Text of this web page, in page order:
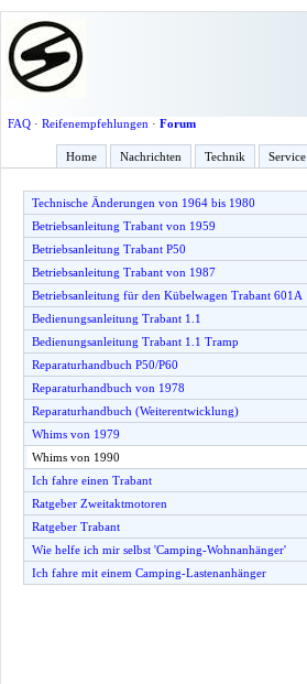
FAQ· Reifenempfehlungen · Forum
Home Nachrichten Technik Service
Technische Änderungen von 1964 bis 1980
Betriebsanleitung Trabant von 1959
Betriebsanleitung Trabant P50
Betriebsanleitung Trabant von 1987
Betriebsanleitung für den Kübelwagen Trabant 601A
Bedienungsanleitung Trabant 1.1
Bedienungsanleitung Trabant 1.1 Tramp
Reparaturhandbuch P50/P60
Reparaturhandbuch von 1978
Reparaturhandbuch (Weiterentwicklung)
Whims von 1979
Whims von 1990
Ich fahre einen Trabant
Ratgeber Zweitaktmotoren
Ratgeber Trabant
Wie helfe ich mir selbst 'Camping-Wohnanhänger'
Ich fahre mit einem Camping-Lastenanhänger